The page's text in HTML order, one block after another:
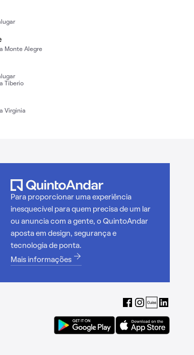
Monte Alegre
Tiberio
Virginia
Para proporcionar uma experiência
inesquecível para quem precisa de um lar
ou anuncia com a gente, o QuintoAndar
aposta em design, segurança e
tecnologia de ponta.
Mais informações